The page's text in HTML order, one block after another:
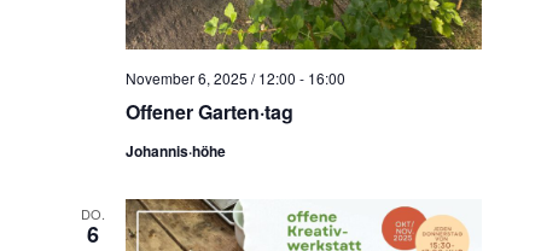
Offener Garten·tag
November 6, 2025 / 12:00 - 16:00
Johannis·höhe
DO.
6